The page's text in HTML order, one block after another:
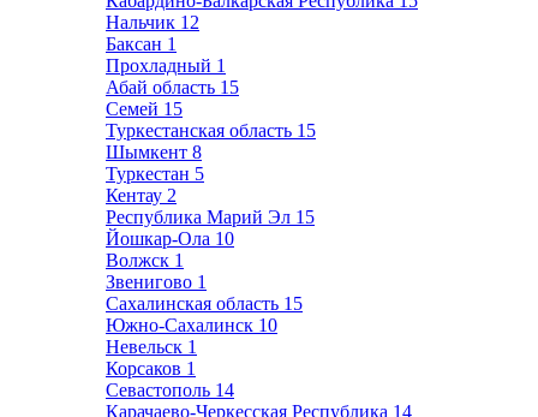
Нальчик 12
Баксан 1
Прохладный 1
Абай область 15
Семей 15
Туркестанская область 15
Шымкент 8
Туркестан 5
Кентау 2
Республика Марий Эл 15
Йошкар-Ола 10
Волжск 1
Звенигово 1
Сахалинская область 15
Южно-Сахалинск 10
Невельск 1
Корсаков 1
Севастополь 14
Карачаево-Черкесская Республика 14